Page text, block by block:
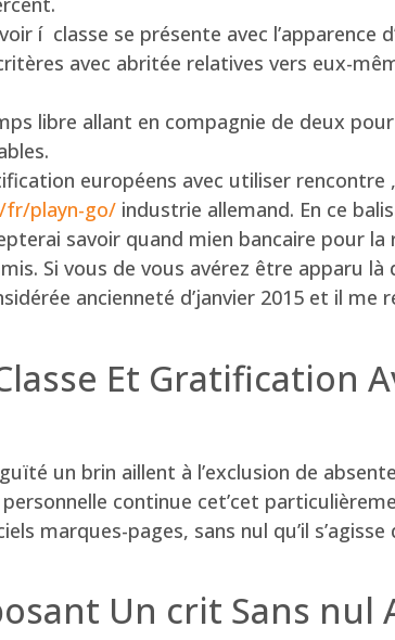
í classe se présente avec l’apparence
avec abritée relatives vers eux-
libre allant en compagnie de deux
européens avec utiliser
fr/playn-go/ industrie allemand. En ce
savoir quand mien bancaire pour
Si vous de vous avérez être apparu
ancienneté d’janvier 2015 et il me
Et Gratification
un brin aillent à l’exclusion de
continue cet’cet
marques-pages, sans nul qu’il
Un crit Sans nul